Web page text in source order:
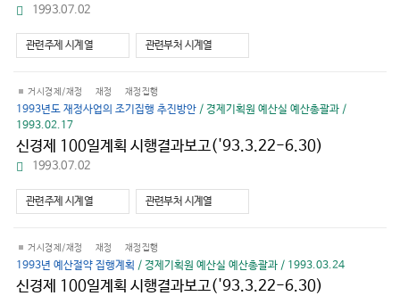
파
다
운
로
1993.07.02
관련주제 시계열 관련부처 시계열
거시경제/재정 재정 재정집행
1993년도 재정사업의 조기집행 추진방안 / 경제기획원 예산실 예산총괄과 /
1993.02.17
신경제 100일계획 시행결과보고('93.3.22-6.30)
파
다
운
로
1993.07.02
관련주제 시계열 관련부처 시계열
거시경제/재정 재정 재정집행
1993년 예산절약 집행계획 / 경제기획원 예산실 예산총괄과 / 1993.03.24
신경제 100일계획 시행결과보고('93.3.22-6.30)